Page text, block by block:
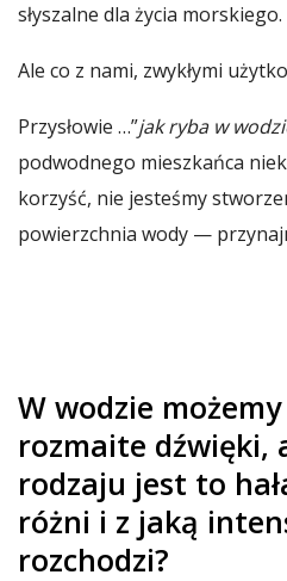
słyszalne dla życia morskiego.
Ale co z nami, zwykłymi
Przysłowie …”jak ryba w
podwodnego mieszkańca
korzyść, nie jesteśmy
powierzchnia wody —
W wodzie możemy
rozmaite dźwięki,
rodzaju jest to
różni i z jaką
rozchodzi?